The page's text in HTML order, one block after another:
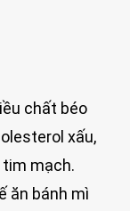
chất béo
xấu,
mạch.
ăn bánh mì